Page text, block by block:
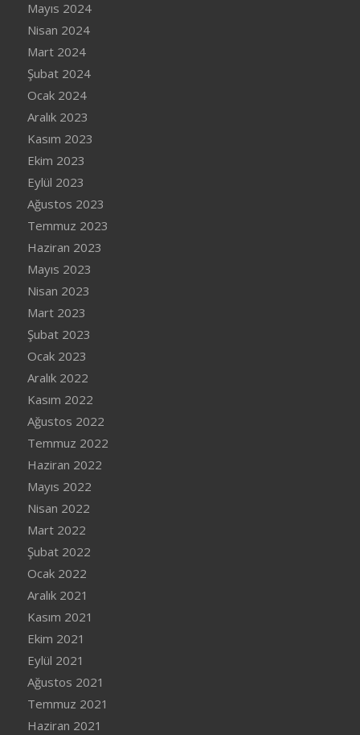
Mayıs 2024
Nisan 2024
Mart 2024
Şubat 2024
Ocak 2024
Aralık 2023
Kasım 2023
Ekim 2023
Eylül 2023
Ağustos 2023
Temmuz 2023
Haziran 2023
Mayıs 2023
Nisan 2023
Mart 2023
Şubat 2023
Ocak 2023
Aralık 2022
Kasım 2022
Ağustos 2022
Temmuz 2022
Haziran 2022
Mayıs 2022
Nisan 2022
Mart 2022
Şubat 2022
Ocak 2022
Aralık 2021
Kasım 2021
Ekim 2021
Eylül 2021
Ağustos 2021
Temmuz 2021
Haziran 2021